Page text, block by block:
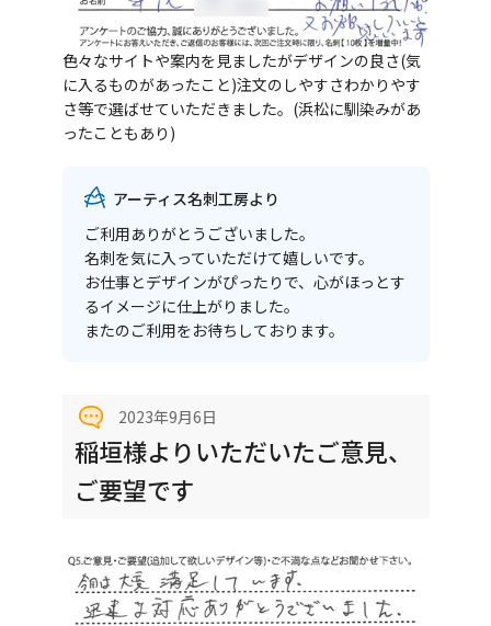
色々なサイトや案内を見ましたがデザインの良さ(気
に入るものがあったこと)注文のしやすさわかりやす
さ等で選ばせていただきました。(浜松に馴染みがあ
ったこともあり)
アーティス名刺工房より
ご利用ありがとうございました。
名刺を気に入っていただけて嬉しいです。
お仕事とデザインがぴったりで、心がほっとす
るイメージに仕上がりました。
またのご利用をお待ちしております。
2023年9月6日
稲垣様よりいただいたご意見、
ご要望です